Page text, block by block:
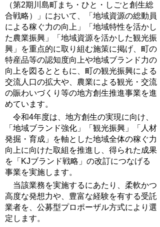
（第2期川島町まち・ひと・しごと創生総
合戦略）
」において、「地域資源の総動員
による稼ぐ力の向上」「地域特性を活かし
た農業振興」「地域資源を活かした観光振
興」を重点的に取り組む施策に掲げ、町の
特産品等の認知度向上や地域ブランド力の
向上を図るとともに、町の観光振興による
交流人口の拡大や、農業による観光・交流
の賑わいづくり等の地方創生推進事業を進
めています。
令和4年度は、地方創生の実現に向け、
「地域ブランド強化」「観光振興」「人材
発掘・育成」を軸とした地域全体の稼ぐ力
向上に向けた取組を推進し、得られた成果
を「KJブランド戦略」の改訂につなげる
事業を実施します。
当該業務を実施するにあたり、柔軟かつ
高度な発想力や、豊富な経験を有する受託
業者を、公募型プロポーザル方式により選
定します。